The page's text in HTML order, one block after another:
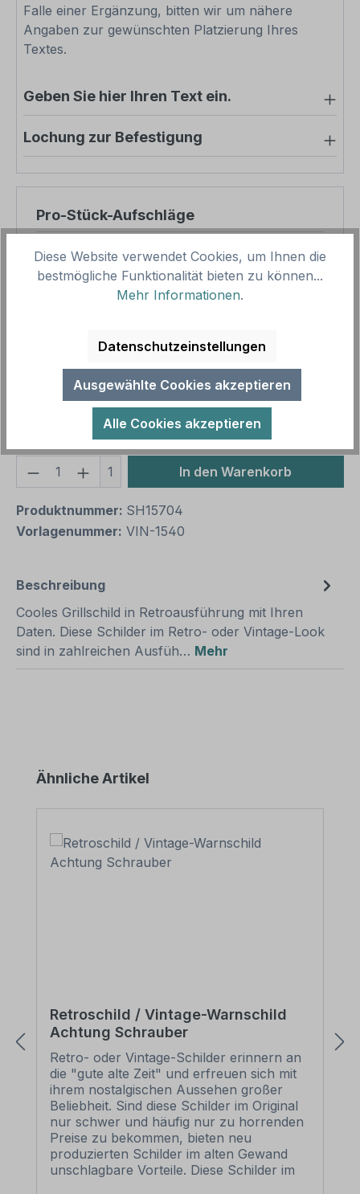
Falle einer Ergänzung, bitten wir um nähere
Angaben zur gewünschten Platzierung Ihres
Textes.
Geben Sie hier Ihren Text ein.
Lochung zur Befestigung
Pro-Stück-Aufschläge
Produktpreis
25,59 €
Zwischensumme
25,59 €
Preise inkl. MwSt. zzgl. Versandkosten
Produkt Anzahl: Gib den
1 In den Warenkorb
Produktnummer: SH15704
Vorlagenummer: VIN-1540
Beschreibung
Cooles Grillschild in Retroausführung mit Ihren
Daten. Diese Schilder im Retro- oder Vintage-Look
sind in zahlreichen Ausfüh… Mehr
Produktgalerie überspringen
Ähnliche Artikel
Retroschild / Vintage-Warnschild
Achtung Schrauber
Retro- oder Vintage-Schilder erinnern an
die "gute alte Zeit" und erfreuen sich mit
ihrem nostalgischen Aussehen großer
Beliebheit. Sind diese Schilder im Original
nur schwer und häufig nur zu horrenden
Preise zu bekommen, bieten neu
produzierten Schilder im alten Gewand
unschlagbare Vorteile. Diese Schilder im
Diese Website verwendet Cookies, um Ihnen die
bestmögliche Funktionalität bieten zu können...
Mehr Informationen.
Datenschutzeinstellungen
Ausgewählte Cookies akzeptieren
Alle Cookies akzeptieren